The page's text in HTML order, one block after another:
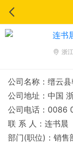
连书
浙江
公司名称：缙云
公司地址：中国
公司电话：0086
联 系 人：连书晨
部门(职位)：销售